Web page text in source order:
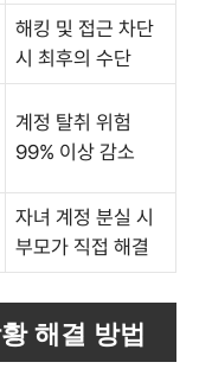
해킹 및 접근 차단
시 최후의 수단
계정 탈취 위험
99% 이상 감소
자녀 계정 분실 시
부모가 직접 해결
해결 방법